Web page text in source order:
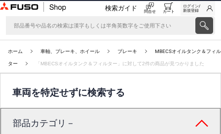
検索ガイド 問合せ カート
ログイン/
新規登録
ホーム 車軸、ブレーキ、ホイール ブレーキ MBECSオイルタンク＆フィル
ター 「MBECSオイルタンク＆フィルター」に対して2件の商品が見つかりました
車両を特定せずに検索する
部品カテゴリ－